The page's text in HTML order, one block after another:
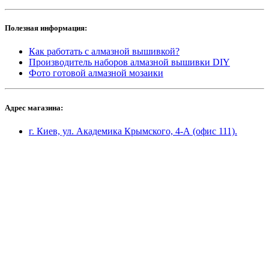
Полезная информация:
Как работать с алмазной вышивкой?
Производитель наборов алмазной вышивки DIY
Фото готовой алмазной мозаики
Адрес магазина:
г. Киев, ул. Академика Крымского, 4-А (офис 111).